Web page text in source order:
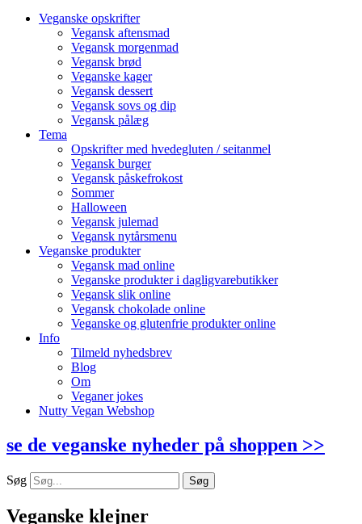
Veganske opskrifter
Vegansk aftensmad
Vegansk morgenmad
Vegansk brød
Veganske kager
Vegansk dessert
Vegansk sovs og dip
Vegansk pålæg
Tema
Opskrifter med hvedegluten / seitanmel
Vegansk burger
Vegansk påskefrokost
Sommer
Halloween
Vegansk julemad
Vegansk nytårsmenu
Veganske produkter
Vegansk mad online
Veganske produkter i dagligvarebutikker
Vegansk slik online
Vegansk chokolade online
Veganske og glutenfrie produkter online
Info
Tilmeld nyhedsbrev
Blog
Om
Veganer jokes
Nutty Vegan Webshop
se de veganske nyheder på shoppen >>
Søg Søg
Veganske klejner